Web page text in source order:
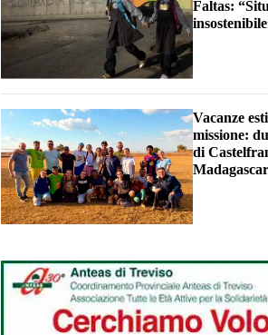
Faltas:
Vacanze
missione:
di
Madagascar